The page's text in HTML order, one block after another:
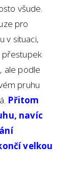
všude.
pro
v situaci,
přestupek
ale podle
pruhu
Přitom
navíc
velkou